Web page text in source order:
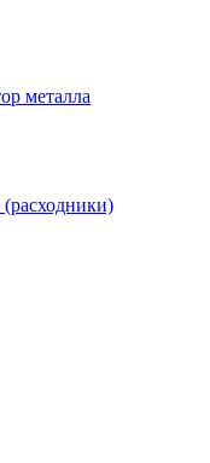
металла